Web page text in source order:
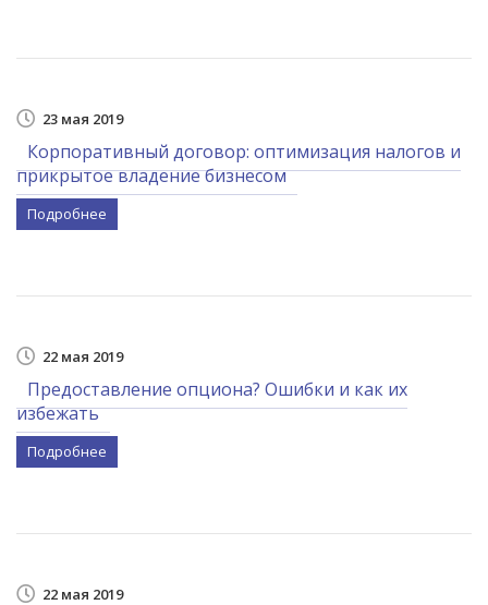
23 мая 2019
Корпоративный договор: оптимизация налогов и
прикрытое владение бизнесом
Подробнее
22 мая 2019
Предоставление опциона? Ошибки и как их
избежать
Подробнее
22 мая 2019